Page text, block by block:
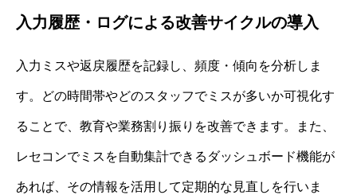
入力履歴・ログによる改善サイクルの導入
入力ミスや返戻履歴を記録し、頻度・傾向を分析しま
す。どの時間帯やどのスタッフでミスが多いか可視化す
ることで、教育や業務割り振りを改善できます。また、
レセコンでミスを自動集計できるダッシュボード機能が
あれば、その情報を活用して定期的な見直しを行いま